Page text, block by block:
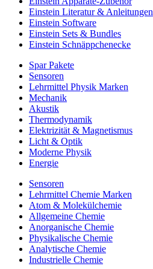
Einstein Literatur & Anleitungen
Einstein Software
Einstein Sets & Bundles
Einstein Schnäppchenecke
Spar Pakete
Sensoren
Lehrmittel Physik Marken
Mechanik
Akustik
Thermodynamik
Elektrizität & Magnetismus
Licht & Optik
Moderne Physik
Energie
Sensoren
Lehrmittel Chemie Marken
Atom & Molekülchemie
Allgemeine Chemie
Anorganische Chemie
Physikalische Chemie
Analytische Chemie
Industrielle Chemie